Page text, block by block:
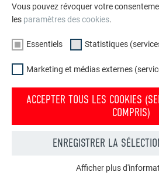
Demander à être rappelé
technique.fr@prefa.com
Nous vous indiquerons quels
professionnels PREFA près de chez
œuvre les produits robustes en
TROUVER UN ARTISAN PRÈS DE CHEZ
Vous pouvez révoquer votre
les paramètres des cookies.
Essentiels Statistiques
Marketing et médias externes
ACCEPTER TOUS LES COOKIES
COMPRIS)
ENREGISTRER LA
Afficher plus